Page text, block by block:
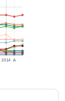
2014 A